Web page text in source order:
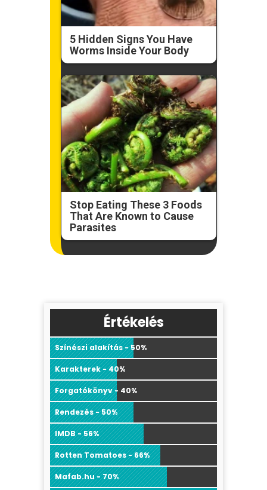
5 Hidden Signs You Have
Worms Inside Your Body
Stop Eating These 3 Foods
That Are Known to Cause
Parasites
Értékelés
Színészi alakítás - 50%
Karakterek - 40%
Forgatókönyv - 40%
Rendezés - 50%
IMDB - 56%
Rotten Tomatoes - 66%
Mafab.hu - 70%